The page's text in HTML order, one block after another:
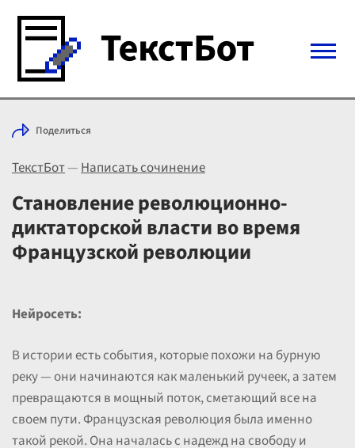
Войти с Telegram
Выбрать режим
Цены
Поделиться
ТекстБот—Написать сочинение
Становление революционно-
диктаторской власти во время
Французской революции
Нейросеть:
В истории есть события, которые похожи на бурную
реку — они начинаются как маленький ручеек, а затем
превращаются в мощный поток, сметающий все на
своем пути. Французская революция была именно
такой рекой. Она началась с надежд на свободу и